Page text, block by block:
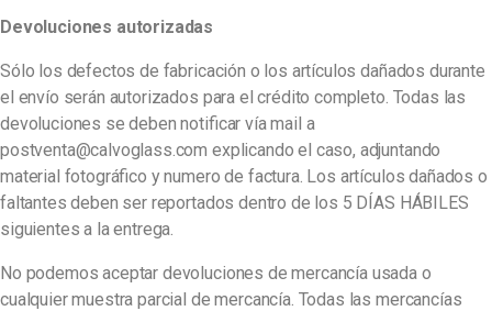
Devoluciones autorizadas
Sólo los defectos de fabricación o los artículos dañados durante
el envío serán autorizados para el crédito completo. Todas las
devoluciones se deben notificar vía mail a
postventa@calvoglass.com explicando el caso, adjuntando
material fotográfico y numero de factura. Los artículos dañados o
faltantes deben ser reportados dentro de los 5 DÍAS HÁBILES
siguientes a la entrega.
No podemos aceptar devoluciones de mercancía usada o
cualquier muestra parcial de mercancía. Todas las mercancías